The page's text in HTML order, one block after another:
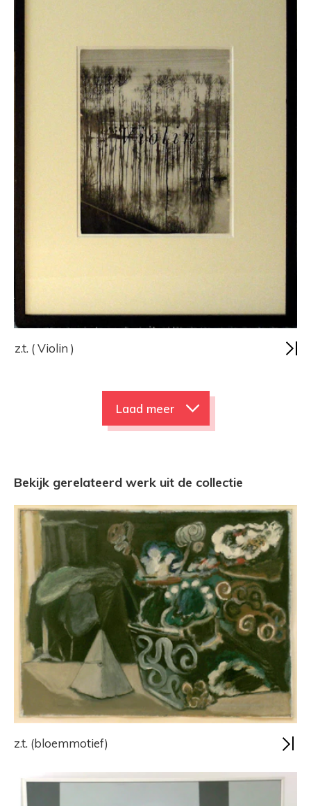
z.t. ( Violin )
Laad meer
Bekijk gerelateerd werk uit de collectie
z.t. (bloemmotief)